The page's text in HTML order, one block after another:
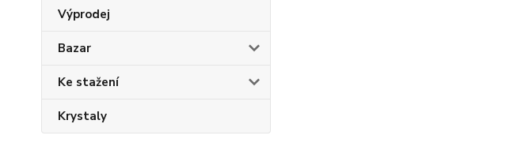
Výprodej
Bazar
Ke stažení
Krystaly